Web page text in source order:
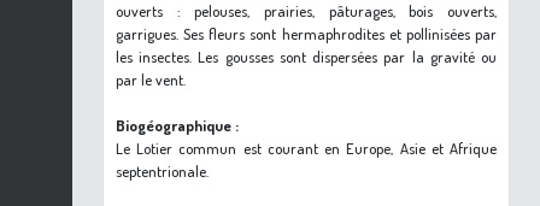
ouverts : pelouses, prairies, pâturages, bois ouverts,
garrigues. Ses fleurs sont hermaphrodites et pollinisées par
les insectes. Les gousses sont dispersées par la gravité ou
par le vent.
Biogéographique :
Le Lotier commun est courant en Europe, Asie et Afrique
septentrionale.